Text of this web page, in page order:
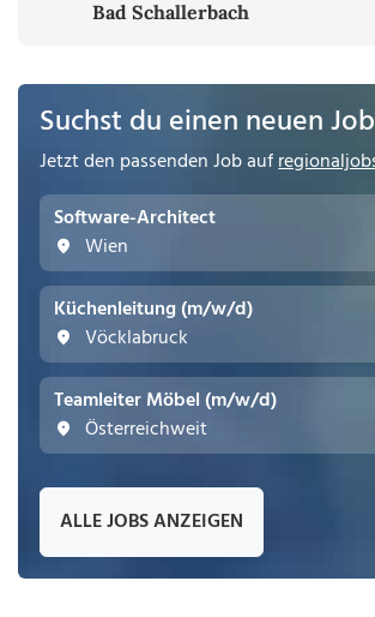
Bad Schallerbach
Suchst du einen neuen
Jetzt den passenden Job auf
Software-Architect
Wien
Küchenleitung (m/w/d)
Vöcklabruck
Teamleiter Möbel (m/w/d)
Österreichweit
ALLE JOBS ANZEIGEN